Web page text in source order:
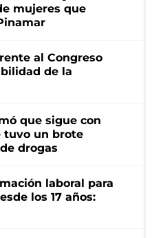
mujeres que
al Congreso
de la
que sigue con
tuvo un brote
drogas
laboral para
los 17 años: